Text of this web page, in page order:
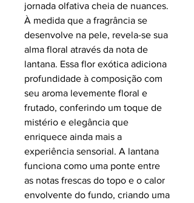
jornada olfativa cheia de nuances.
À medida que a fragrância se
desenvolve na pele, revela-se sua
alma floral através da nota de
lantana. Essa flor exótica adiciona
profundidade à composição com
seu aroma levemente floral e
frutado, conferindo um toque de
mistério e elegância que
enriquece ainda mais a
experiência sensorial. A lantana
funciona como uma ponte entre
as notas frescas do topo e o calor
envolvente do fundo, criando uma